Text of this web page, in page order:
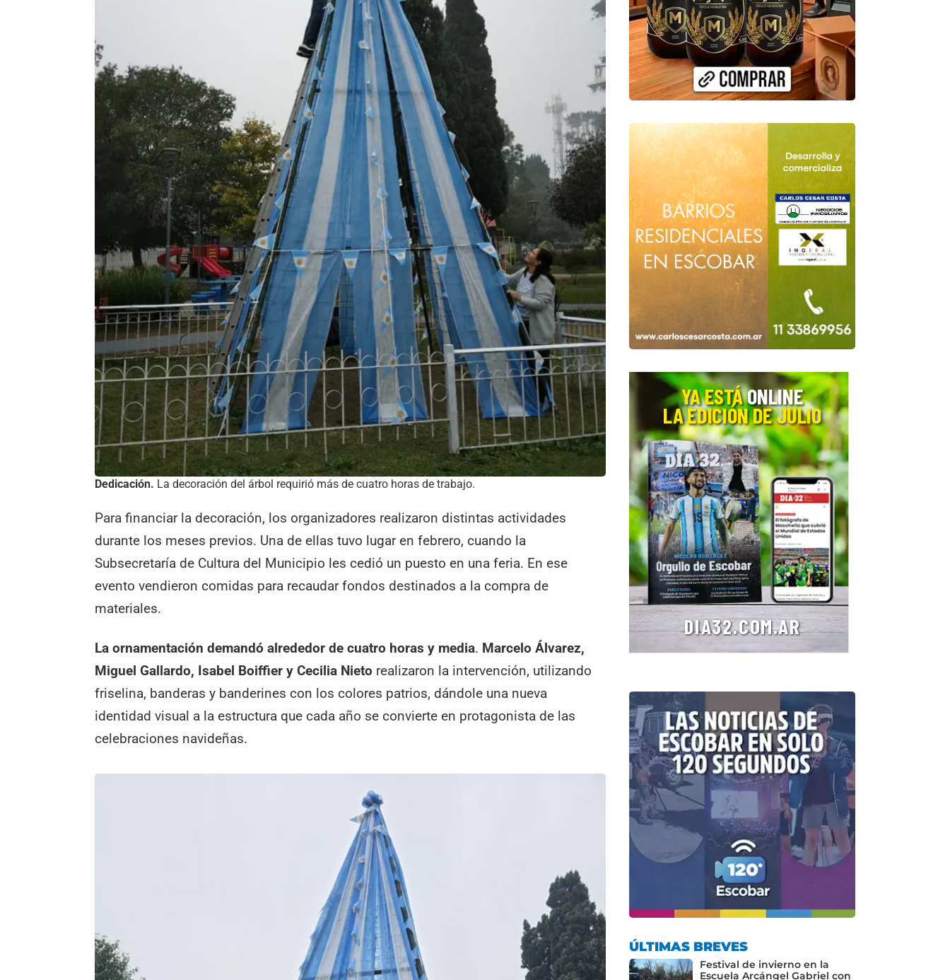
Dedicación. La decoración del árbol requirió más de cuatro horas de trabajo.
Para financiar la decoración, los organizadores realizaron distintas actividades
durante los meses previos. Una de ellas tuvo lugar en febrero, cuando la
Subsecretaría de Cultura del Municipio les cedió un puesto en una feria. En ese
evento vendieron comidas para recaudar fondos destinados a la compra de
materiales.
La ornamentación demandó alrededor de cuatro horas y media. Marcelo Álvarez,
Miguel Gallardo, Isabel Boiffier y Cecilia Nieto realizaron la intervención, utilizando
friselina, banderas y banderines con los colores patrios, dándole una nueva
identidad visual a la estructura que cada año se convierte en protagonista de las
celebraciones navideñas.
ÚLTIMAS BREVES
Festival de invierno en la
Escuela Arcángel Gabriel con